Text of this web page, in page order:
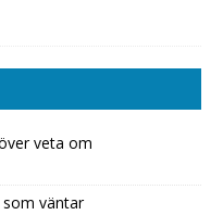
veta om
väntar